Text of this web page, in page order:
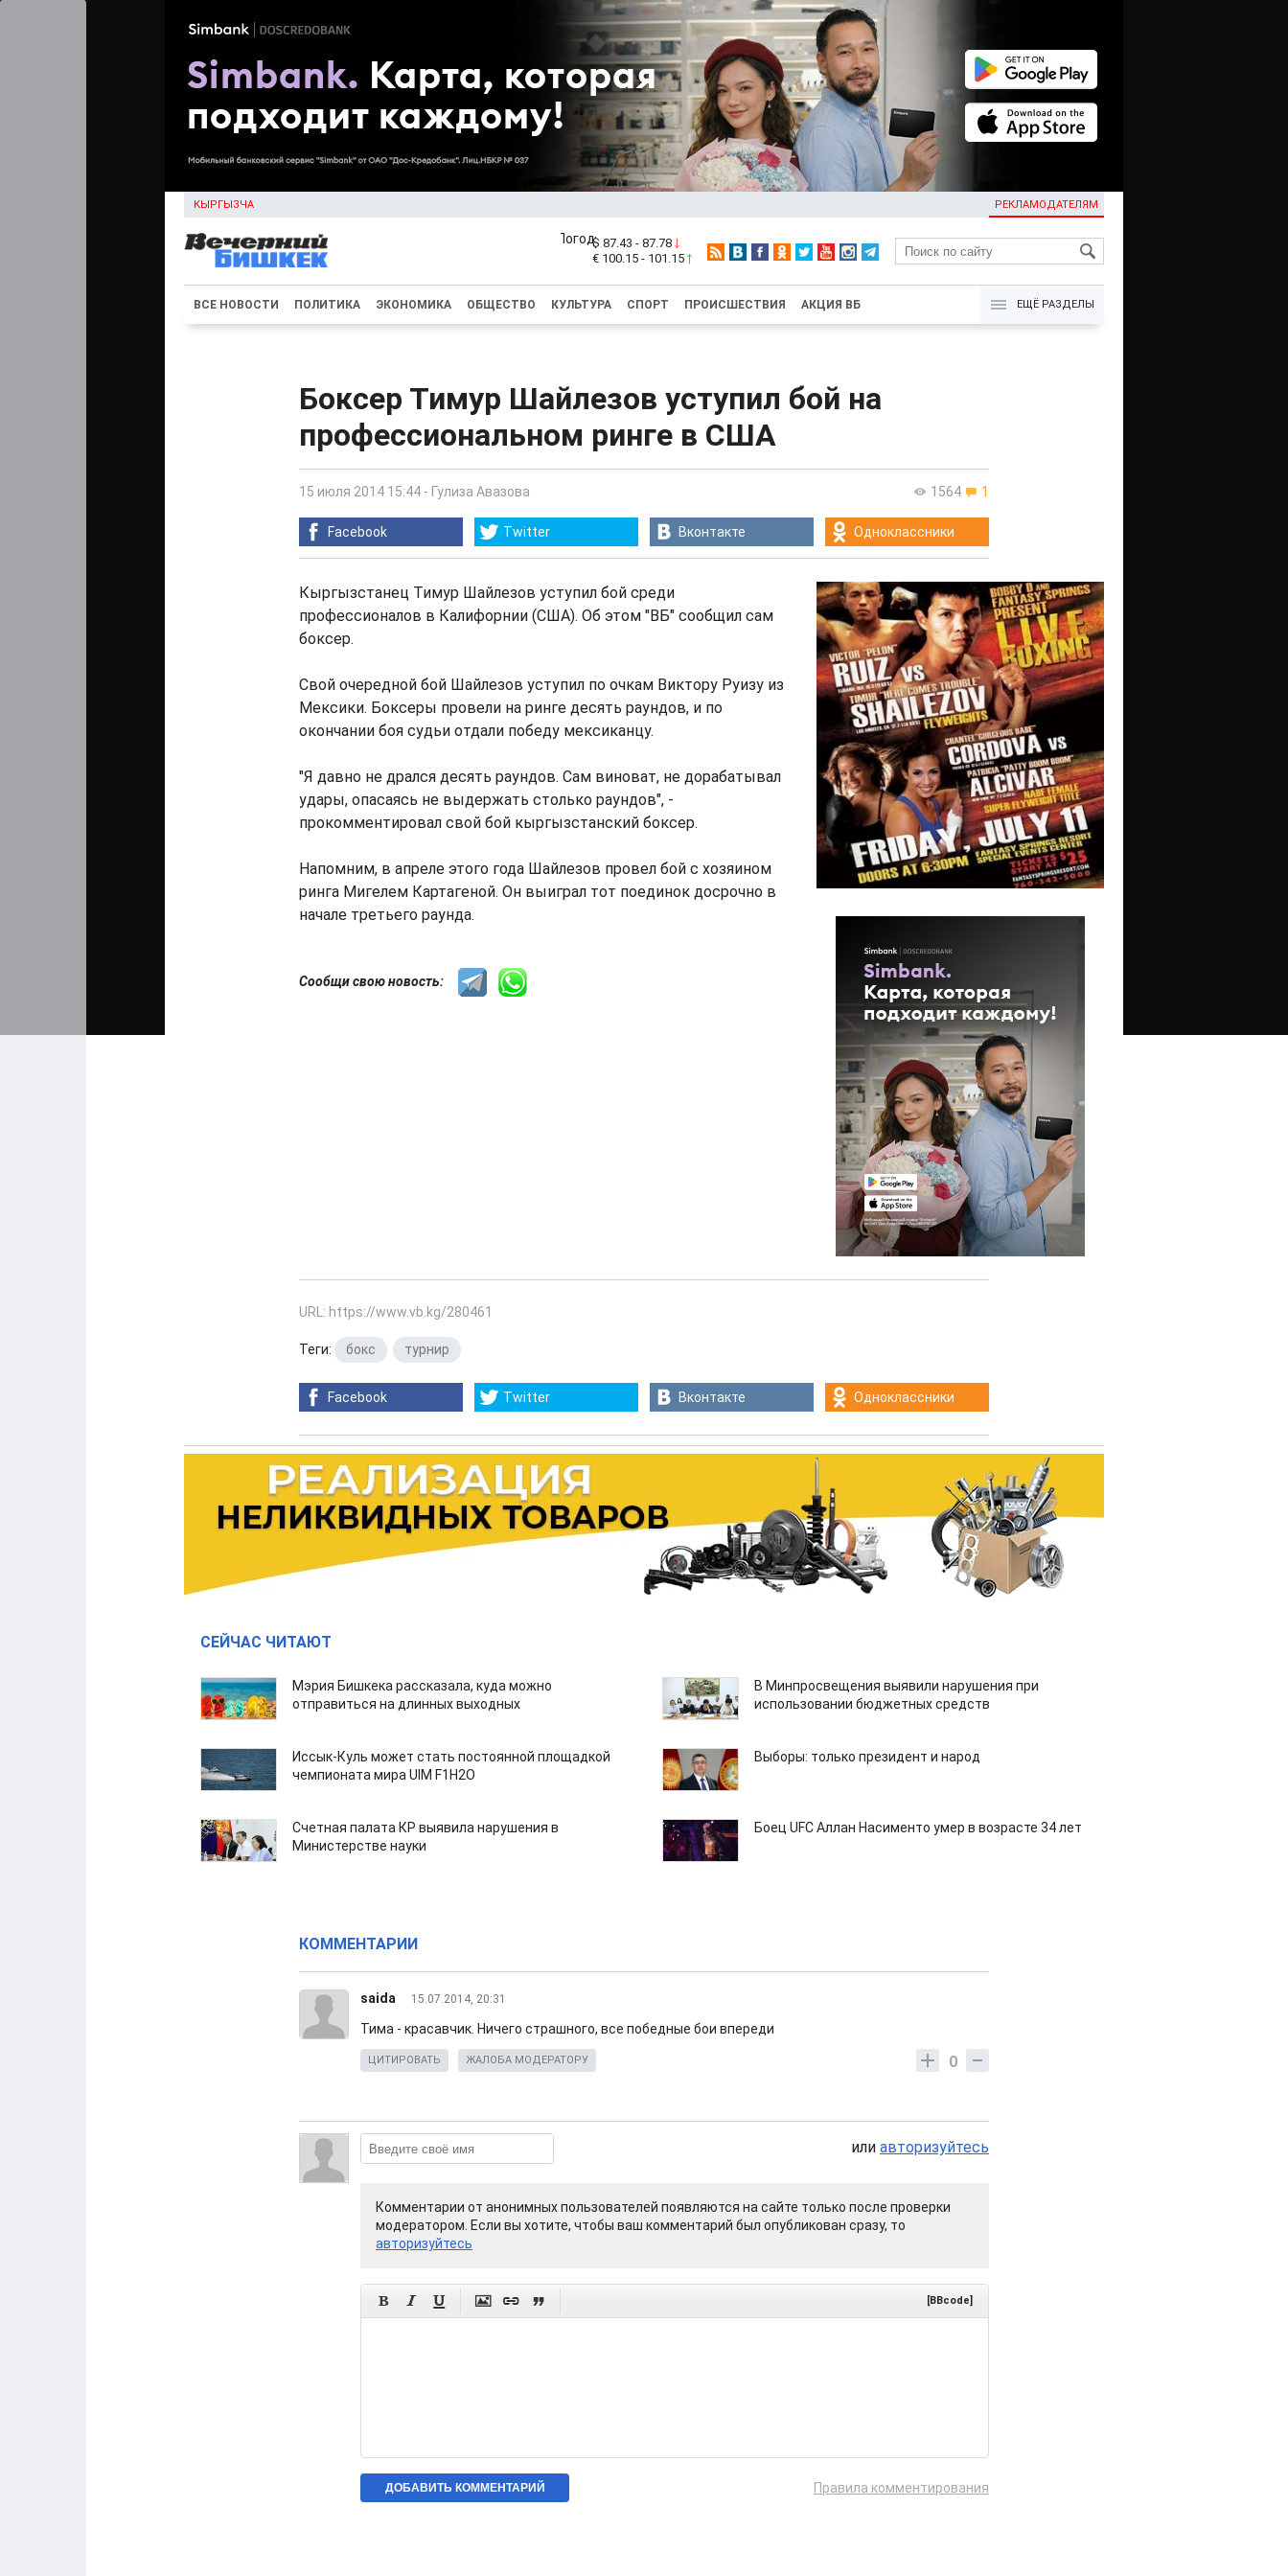
КЫРГЫЗЧА РЕКЛАМОДАТЕЛЯМ
KG
$ 87.43 - 87.78
€ 100.15 - 101.15
ВСЕ НОВОСТИ ПОЛИТИКА ЭКОНОМИКА ОБЩЕСТВО КУЛЬТУРА СПОРТ ПРОИСШЕСТВИЯ АКЦИЯ ВБ ЕЩЁ РАЗДЕЛЫ
Боксер Тимур Шайлезов уступил бой на
профессиональном ринге в США
1564 1
15 июля 2014 15:44 - Гулиза Авазова
Facebook Twitter Вконтакте Одноклассники
Кыргызстанец Тимур Шайлезов уступил бой среди
профессионалов в Калифорнии (США). Об этом "ВБ" сообщил сам
боксер.
Свой очередной бой Шайлезов уступил по очкам Виктору Руизу из
Мексики. Боксеры провели на ринге десять раундов, и по
окончании боя судьи отдали победу мексиканцу.
"Я давно не дрался десять раундов. Сам виноват, не дорабатывал
удары, опасаясь не выдержать столько раундов", -
прокомментировал свой бой кыргызстанский боксер.
Напомним, в апреле этого года Шайлезов провел бой с хозяином
ринга Мигелем Картагеной. Он выиграл тот поединок досрочно в
начале третьего раунда.
Сообщи свою новость:
URL: https://www.vb.kg/280461
Теги: бокс турнир
Facebook Twitter Вконтакте Одноклассники
СЕЙЧАС ЧИТАЮТ
Мэрия Бишкека рассказала, куда можно
отправиться на длинных выходных
В Минпросвещения выявили нарушения при
использовании бюджетных средств
Иссык-Куль может стать постоянной площадкой
чемпионата мира UIM F1H2O
Выборы: только президент и народ
Счетная палата КР выявила нарушения в
Министерстве науки
Боец UFC Аллан Насименто умер в возрасте 34 лет
КОММЕНТАРИИ
saida 15.07.2014, 20:31
Тима - красавчик. Ничего страшного, все победные бои впереди
0
ЦИТИРОВАТЬ ЖАЛОБА МОДЕРАТОРУ
или авторизуйтесь
Комментарии от анонимных пользователей появляются на сайте только после проверки
модератором. Если вы хотите, чтобы ваш комментарий был опубликован сразу, то
авторизуйтесь
      [BBcode]
Правила комментирования